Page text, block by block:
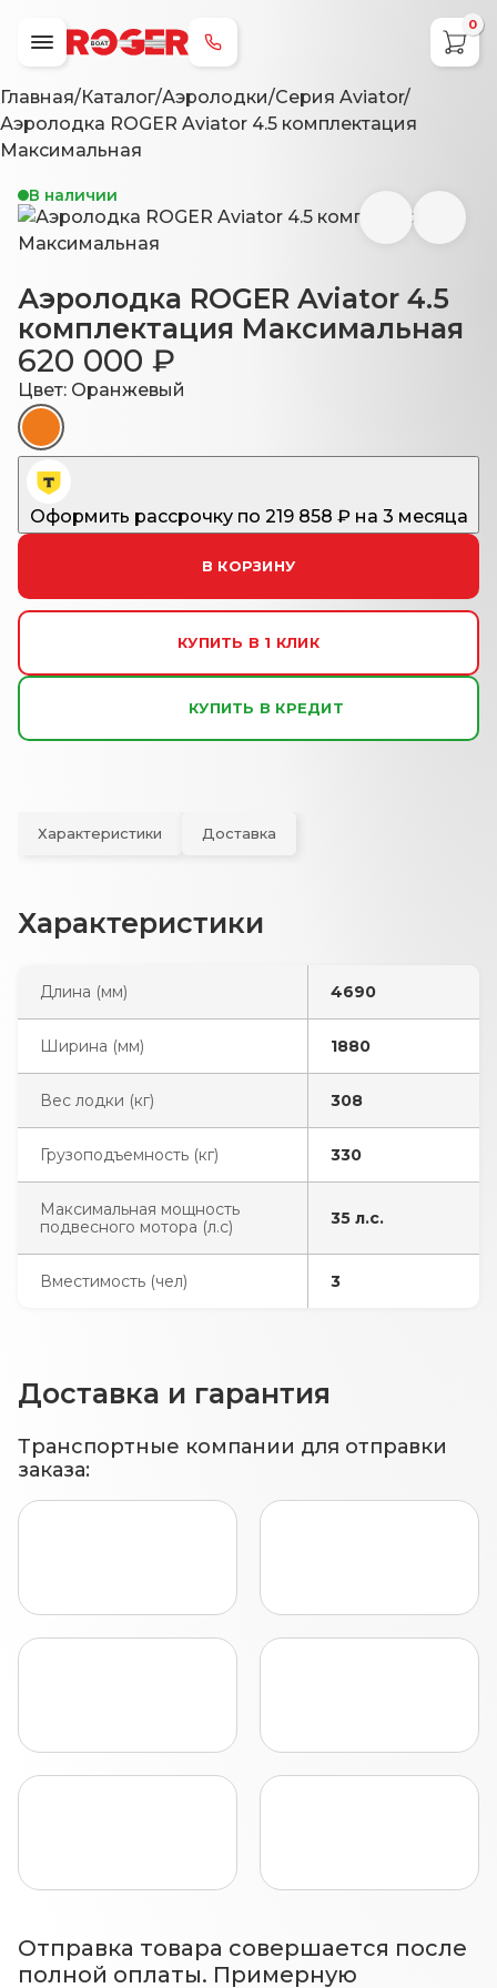
+7 (800) 707-79-49
0
Главная/Каталог/Аэролодки/Серия Aviator/
Аэролодка ROGER Aviator 4.5 комплектация
Максимальная
Аэролодка ROGER Aviator 4.5
комплектация Максимальная
620 000 ₽
Цвет: Оранжевый
Оформить рассрочку по 219 858 ₽ на 3 месяца
В КОРЗИНУ
КУПИТЬ В 1 КЛИК
КУПИТЬ В КРЕДИТ
В наличии
Характеристики Доставка
Характеристики
Длина (мм) 4690
Ширина (мм) 1880
Вес лодки (кг) 308
Грузоподъемность (кг) 330
Максимальная мощность
подвесного мотора (л.с)
35 л.с.
Вместимость (чел) 3
Доставка и гарантия
Транспортные компании для отправки
заказа:
Отправка товара совершается после
полной оплаты. Примерную